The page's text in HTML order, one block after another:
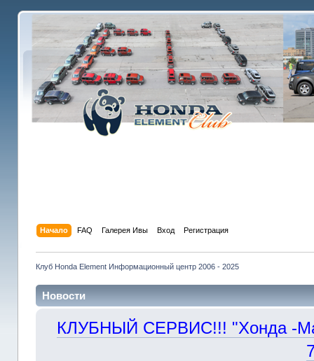
Начало FAQ Галерея Ивы Вход Регистрация
Клуб Honda Element Информационный центр 2006 - 2025
Новости
КЛУБНЫЙ СЕРВИС!!! "Хонда -